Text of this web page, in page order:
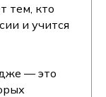
тем, кто
и учится
— это